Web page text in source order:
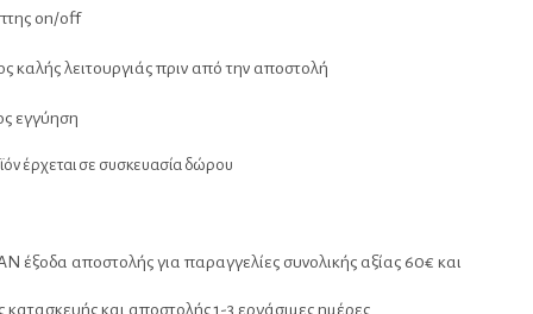
on/off
καλής λειτουργιάς πριν από την αποστολή
εγγύηση
έρχεται σε συσκευασία δώρου
έξοδα αποστολής για παραγγελίες συνολικής αξίας 60€ και
κατασκευής και αποστολής 1-3 εργάσιμες ημέρες.